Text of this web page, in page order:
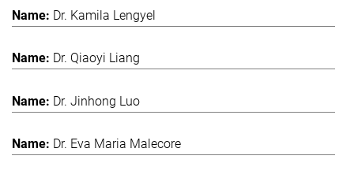
Dr. Kamila Lengyel
Dr. Qiaoyi Liang
Dr. Jinhong Luo
Dr. Eva Maria Malecore